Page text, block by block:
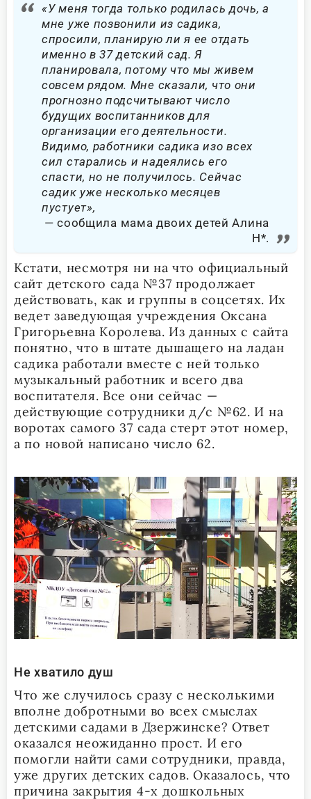
«У меня тогда только родилась дочь, а
мне уже позвонили из садика,
спросили, планирую ли я ее отдать
именно в 37 детский сад. Я
планировала, потому что мы живем
совсем рядом. Мне сказали, что они
прогнозно подсчитывают число
будущих воспитанников для
организации его деятельности.
Видимо, работники садика изо всех
сил старались и надеялись его
спасти, но не получилось. Сейчас
садик уже несколько месяцев
пустует»,
сообщила мама двоих детей Алина
Н*.
Кстати, несмотря ни на что официальный
сайт детского сада №37 продолжает
действовать, как и группы в соцсетях. Их
ведет заведующая учреждения Оксана
Григорьевна Королева. Из данных с сайта
понятно, что в штате дышащего на ладан
садика работали вместе с ней только
музыкальный работник и всего два
воспитателя. Все они сейчас —
действующие сотрудники д/с №62. И на
воротах самого 37 сада стерт этот номер,
а по новой написано число 62.
Не хватило душ
Что же случилось сразу с несколькими
вполне добротными во всех смыслах
детскими садами в Дзержинске? Ответ
оказался неожиданно прост. И его
помогли найти сами сотрудники, правда,
уже других детских садов. Оказалось, что
причина закрытия 4-х дошкольных